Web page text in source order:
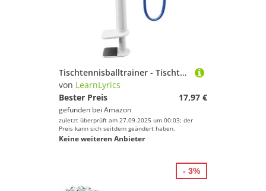
Tischtennisballtrainer - Tischtennis-Training, tragbarer Ballwerfer | Tischtennis-Trainingsgeräte, automatische Rebound Pingg Pong Ballmaschine, Tischtenniswerkzeuge für Home Gym Übung Fitness
von LearnLyrics
Bester Preis
17,97 €
gefunden bei Amazon
zuletzt überprüft am 27.09.2025 um 00:03; der
Preis kann sich seitdem geändert haben.
Keine weiteren Anbieter
- 3%